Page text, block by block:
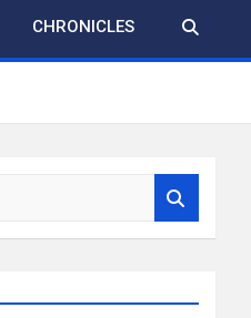
CHRONICLES